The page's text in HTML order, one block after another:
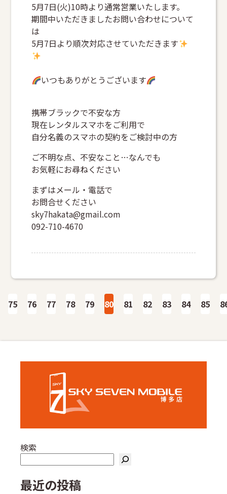
5月7日(火)10時より通常営業いたします。
期間中いただきましたお問い合わせについて
は
5月7日より順次対応させていただきます
いつもありがとうございます
携帯ブラックで不安な方
現在レンタルスマホをご利用で
自分名義のスマホの契約をご検討中の方
ご不明な点、不安なこと…なんでも
お気軽にお尋ねください
まずはメール・電話で
お問合せください
sky7hakata@gmail.com
092-710-4670
投
75 76 77 78 79 80 81 82 83 84 85
検索
最近の投稿